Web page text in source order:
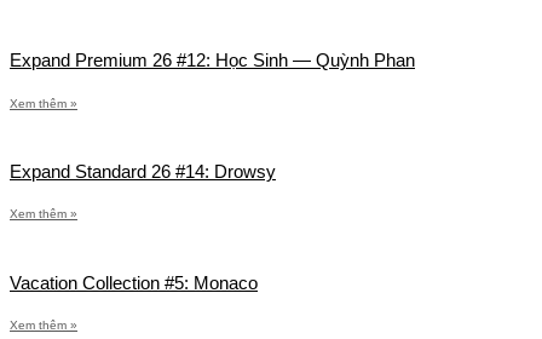
Expand Premium 26 #12: Học Sinh — Quỳnh Phan
Xem thêm »
Expand Standard 26 #14: Drowsy
Xem thêm »
Vacation Collection #5: Monaco
Xem thêm »